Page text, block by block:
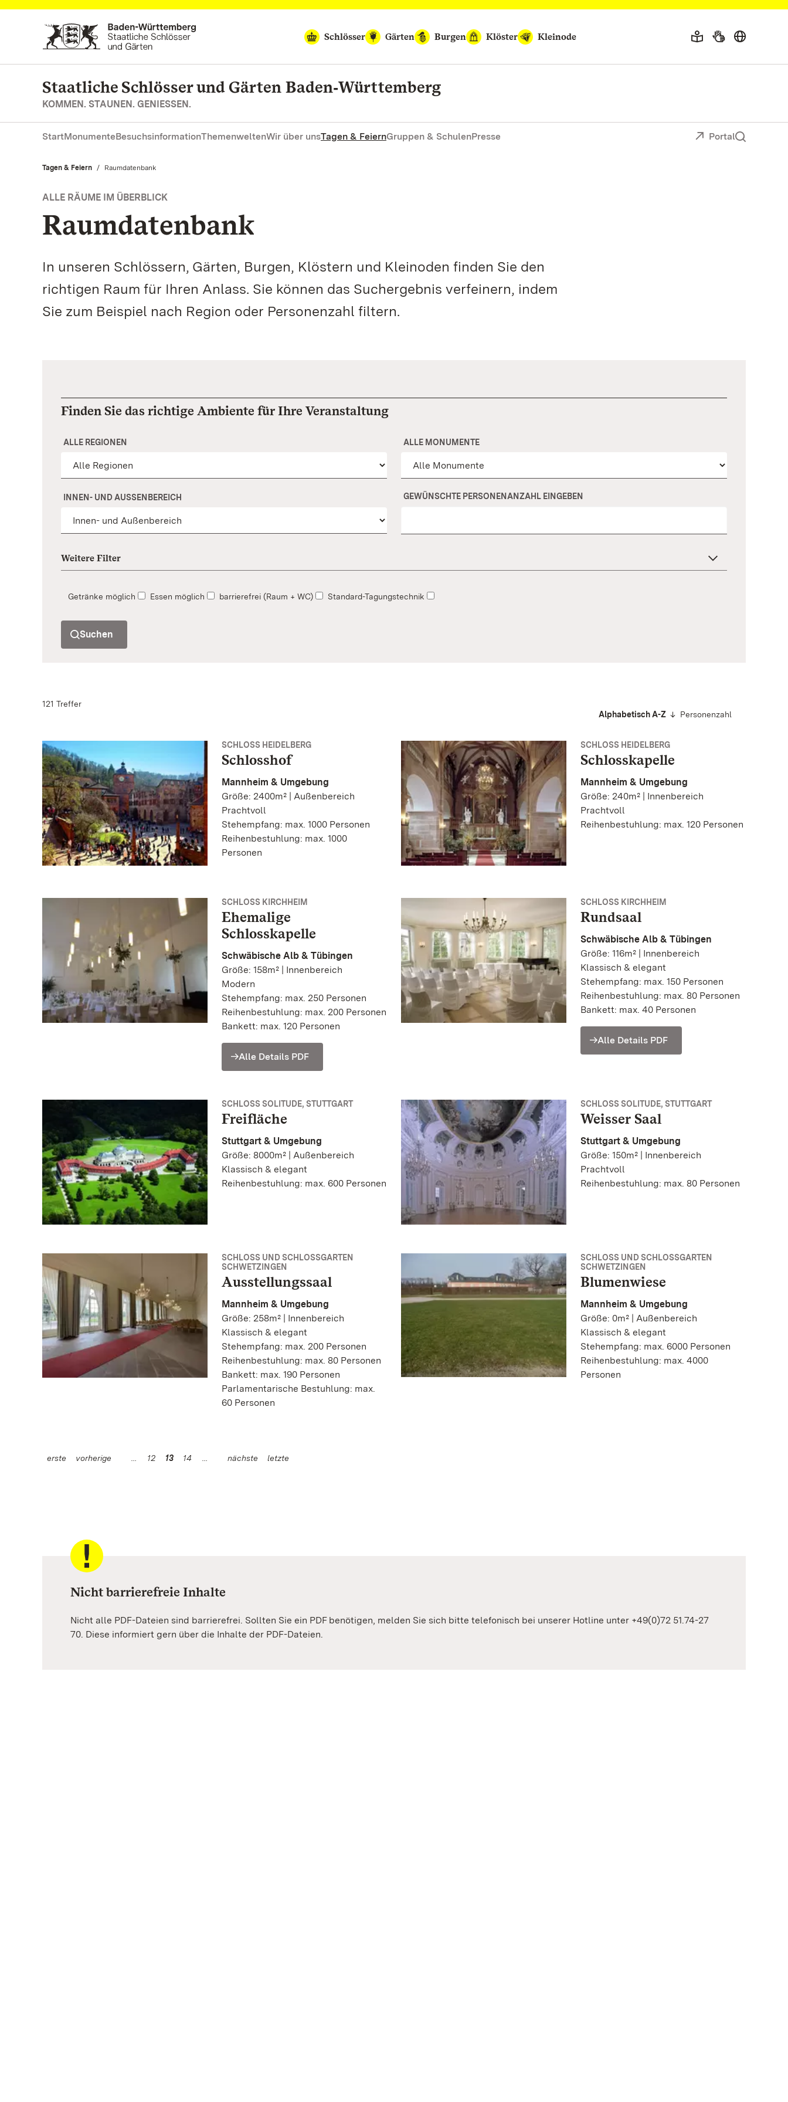
Zum Hauptinhalt springen
Schlösser
Gärten Burgen Klöster Kleinode
Staatliche Schlösser und Gärten Baden‑Württemberg
KOMMEN. STAUNEN. GENIESSEN.
StartMonumenteBesuchsinformationThemenweltenWir über unsTagen & FeiernGruppen & SchulenPresse Portal
Tagen & Feiern Aktuell:
Raumdatenbank
ALLE RÄUME IM ÜBERBLICK
Raumdatenbank
In unseren Schlössern, Gärten, Burgen, Klöstern und Kleinoden finden Sie den
richtigen Raum für Ihren Anlass. Sie können das Suchergebnis verfeinern, indem
Sie zum Beispiel nach Region oder Personenzahl filtern.
Finden Sie das richtige Ambiente für Ihre Veranstaltung
ALLE REGIONEN ALLE MONUMENTE
INNEN- UND AUSSENBEREICH GEWÜNSCHTE PERSONENANZAHL EINGEBEN
Weitere Filter
Getränke möglich Essen möglich barrierefrei (Raum + WC) Standard-Tagungstechnik
Suchen
121 Treffer
Alphabetisch A-Z
Personenzahl
SCHLOSS HEIDELBERG
Schlosshof
Mannheim & Umgebung
Größe: 2400m² | Außenbereich
Prachtvoll
Stehempfang: max. 1000 Personen
Reihenbestuhlung: max. 1000
Personen
SCHLOSS HEIDELBERG
Schlosskapelle
Mannheim & Umgebung
Größe: 240m² | Innenbereich
Prachtvoll
Reihenbestuhlung: max. 120 Personen
SCHLOSS KIRCHHEIM
Ehemalige
Schlosskapelle
Schwäbische Alb & Tübingen
Größe: 158m² | Innenbereich
Modern
Stehempfang: max. 250 Personen
Reihenbestuhlung: max. 200 Personen
Bankett: max. 120 Personen
Alle Details PDF
SCHLOSS KIRCHHEIM
Rundsaal
Schwäbische Alb & Tübingen
Größe: 116m² | Innenbereich
Klassisch & elegant
Stehempfang: max. 150 Personen
Reihenbestuhlung: max. 80 Personen
Bankett: max. 40 Personen
Alle Details PDF
SCHLOSS SOLITUDE, STUTTGART
Freifläche
Stuttgart & Umgebung
Größe: 8000m² | Außenbereich
Klassisch & elegant
Reihenbestuhlung: max. 600 Personen
SCHLOSS SOLITUDE, STUTTGART
Weisser Saal
Stuttgart & Umgebung
Größe: 150m² | Innenbereich
Prachtvoll
Reihenbestuhlung: max. 80 Personen
SCHLOSS UND SCHLOSSGARTEN
SCHWETZINGEN
Ausstellungssaal
Mannheim & Umgebung
Größe: 258m² | Innenbereich
Klassisch & elegant
Stehempfang: max. 200 Personen
Reihenbestuhlung: max. 80 Personen
Bankett: max. 190 Personen
Parlamentarische Bestuhlung: max.
60 Personen
SCHLOSS UND SCHLOSSGARTEN
SCHWETZINGEN
Blumenwiese
Mannheim & Umgebung
Größe: 0m² | Außenbereich
Klassisch & elegant
Stehempfang: max. 6000 Personen
Reihenbestuhlung: max. 4000
Personen
erste vorherige 12 13 14 nächste letzte
Nicht barrierefreie Inhalte
Nicht alle PDF-Dateien sind barrierefrei. Sollten Sie ein PDF benötigen, melden Sie sich bitte telefonisch bei unserer Hotline unter +49(0)72 51.74-27
70. Diese informiert gern über die Inhalte der PDF-Dateien.